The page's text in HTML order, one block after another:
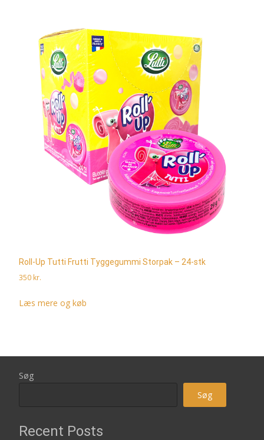
Roll-Up Tutti Frutti Tyggegummi Storpak – 24-stk
350 kr.
Læs mere og køb
Søg
Søg
Recent Posts